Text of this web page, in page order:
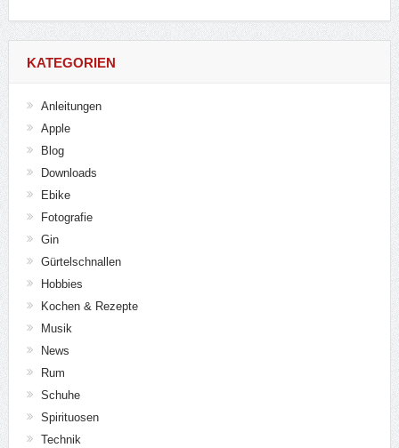
KATEGORIEN
Anleitungen
Apple
Blog
Downloads
Ebike
Fotografie
Gin
Gürtelschnallen
Hobbies
Kochen & Rezepte
Musik
News
Rum
Schuhe
Spirituosen
Technik